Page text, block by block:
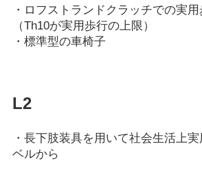
・ロフストランドクラッチでの実
（Th10が実用歩行の上限）
・標準型の車椅子
L2
・長下肢装具を用いて社会生活上
ベルから